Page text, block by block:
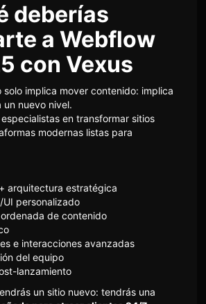
deberías
a Webflow
con Vexus
solo implica mover contenido: implica
un nuevo nivel.
especialistas en transformar sitios
modernas listas para
arquitectura estratégica
UI personalizado
de contenido
e interacciones avanzadas
del equipo
lanzamiento
un sitio nuevo: tendrás una